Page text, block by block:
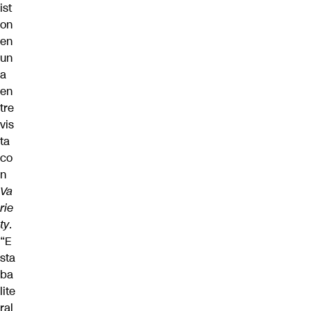
ist
on
en
un
a
en
tre
vis
ta
co
n
Va
rie
ty.
“E
sta
ba
lite
ral